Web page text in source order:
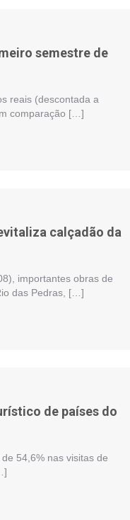
semestre de
reais (descontada a
comparação […]
calçadão da
importantes obras de
das Pedras, […]
de países do
54,6% nas visitas de